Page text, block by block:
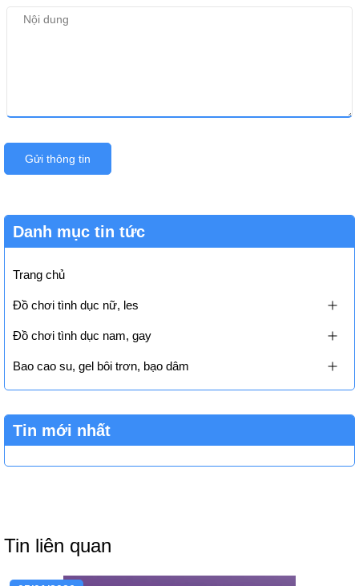
Gửi thông tin
Danh mục tin tức
Trang chủ
Đồ chơi tình dục nữ, les
Đồ chơi tình dục nam, gay
Bao cao su, gel bôi trơn, bạo dâm
Tin mới nhất
Tin liên quan